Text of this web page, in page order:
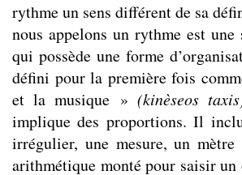
rythme un sens différent de sa
nous appelons un rythme est
qui possède une forme
défini pour la première fois
et la musique » (kinèseos
implique des proportions. Il
irrégulier, une mesure, un mètre
arithmétique monté pour saisir